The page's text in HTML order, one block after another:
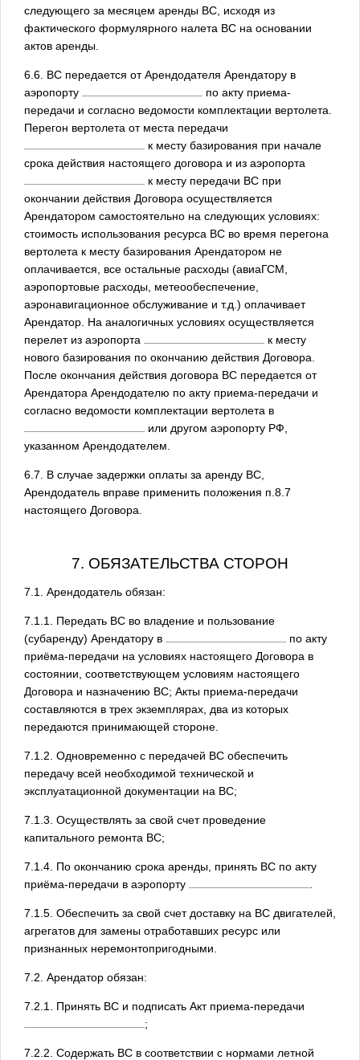
следующего за месяцем аренды ВС, исходя из
фактического формулярного налета ВС на основании
актов аренды.
6.6. ВС передается от Арендодателя Арендатору в
аэропорту
по акту приема-
передачи и согласно ведомости комплектации вертолета.
Перегон вертолета от места передачи
к месту базирования при начале
срока действия настоящего договора и из аэропорта
к месту передачи ВС при
окончании действия Договора осуществляется
Арендатором самостоятельно на следующих условиях:
стоимость использования ресурса ВС во время перегона
вертолета к месту базирования Арендатором не
оплачивается, все остальные расходы (авиаГСМ,
аэропортовые расходы, метеообеспечение,
аэронавигационное обслуживание и т.д.) оплачивает
Арендатор. На аналогичных условиях осуществляется
перелет из аэропорта
к месту
нового базирования по окончанию действия Договора.
После окончания действия договора ВС передается от
Арендатора Арендодателю по акту приема-передачи и
согласно ведомости комплектации вертолета в
или другом аэропорту РФ,
указанном Арендодателем.
6.7. В случае задержки оплаты за аренду ВС,
Арендодатель вправе применить положения п.8.7
настоящего Договора.
7. ОБЯЗАТЕЛЬСТВА СТОРОН
7.1. Арендодатель обязан:
7.1.1. Передать ВС во владение и пользование
(субаренду) Арендатору в
по акту
приёма-передачи на условиях настоящего Договора в
состоянии, соответствующем условиям настоящего
Договора и назначению ВС; Акты приема-передачи
составляются в трех экземплярах, два из которых
передаются принимающей стороне.
7.1.2. Одновременно с передачей ВС обеспечить
передачу всей необходимой технической и
эксплуатационной документации на ВС;
7.1.3. Осуществлять за свой счет проведение
капитального ремонта ВС;
7.1.4. По окончанию срока аренды, принять ВС по акту
приёма-передачи в аэропорту
7.1.5. Обеспечить за свой счет доставку на ВС двигателей,
агрегатов для замены отработавших ресурс или
признанных неремонтопригодными.
7.2. Арендатор обязан:
7.2.1. Принять ВС и подписать Акт приема-передачи
;
7.2.2. Содержать ВС в соответствии с нормами летной